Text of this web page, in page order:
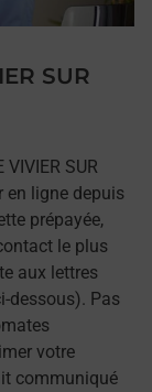
SUR
SUR
en ligne depuis
prépayée,
le plus
aux lettres
dessous). Pas
votre
communiqué